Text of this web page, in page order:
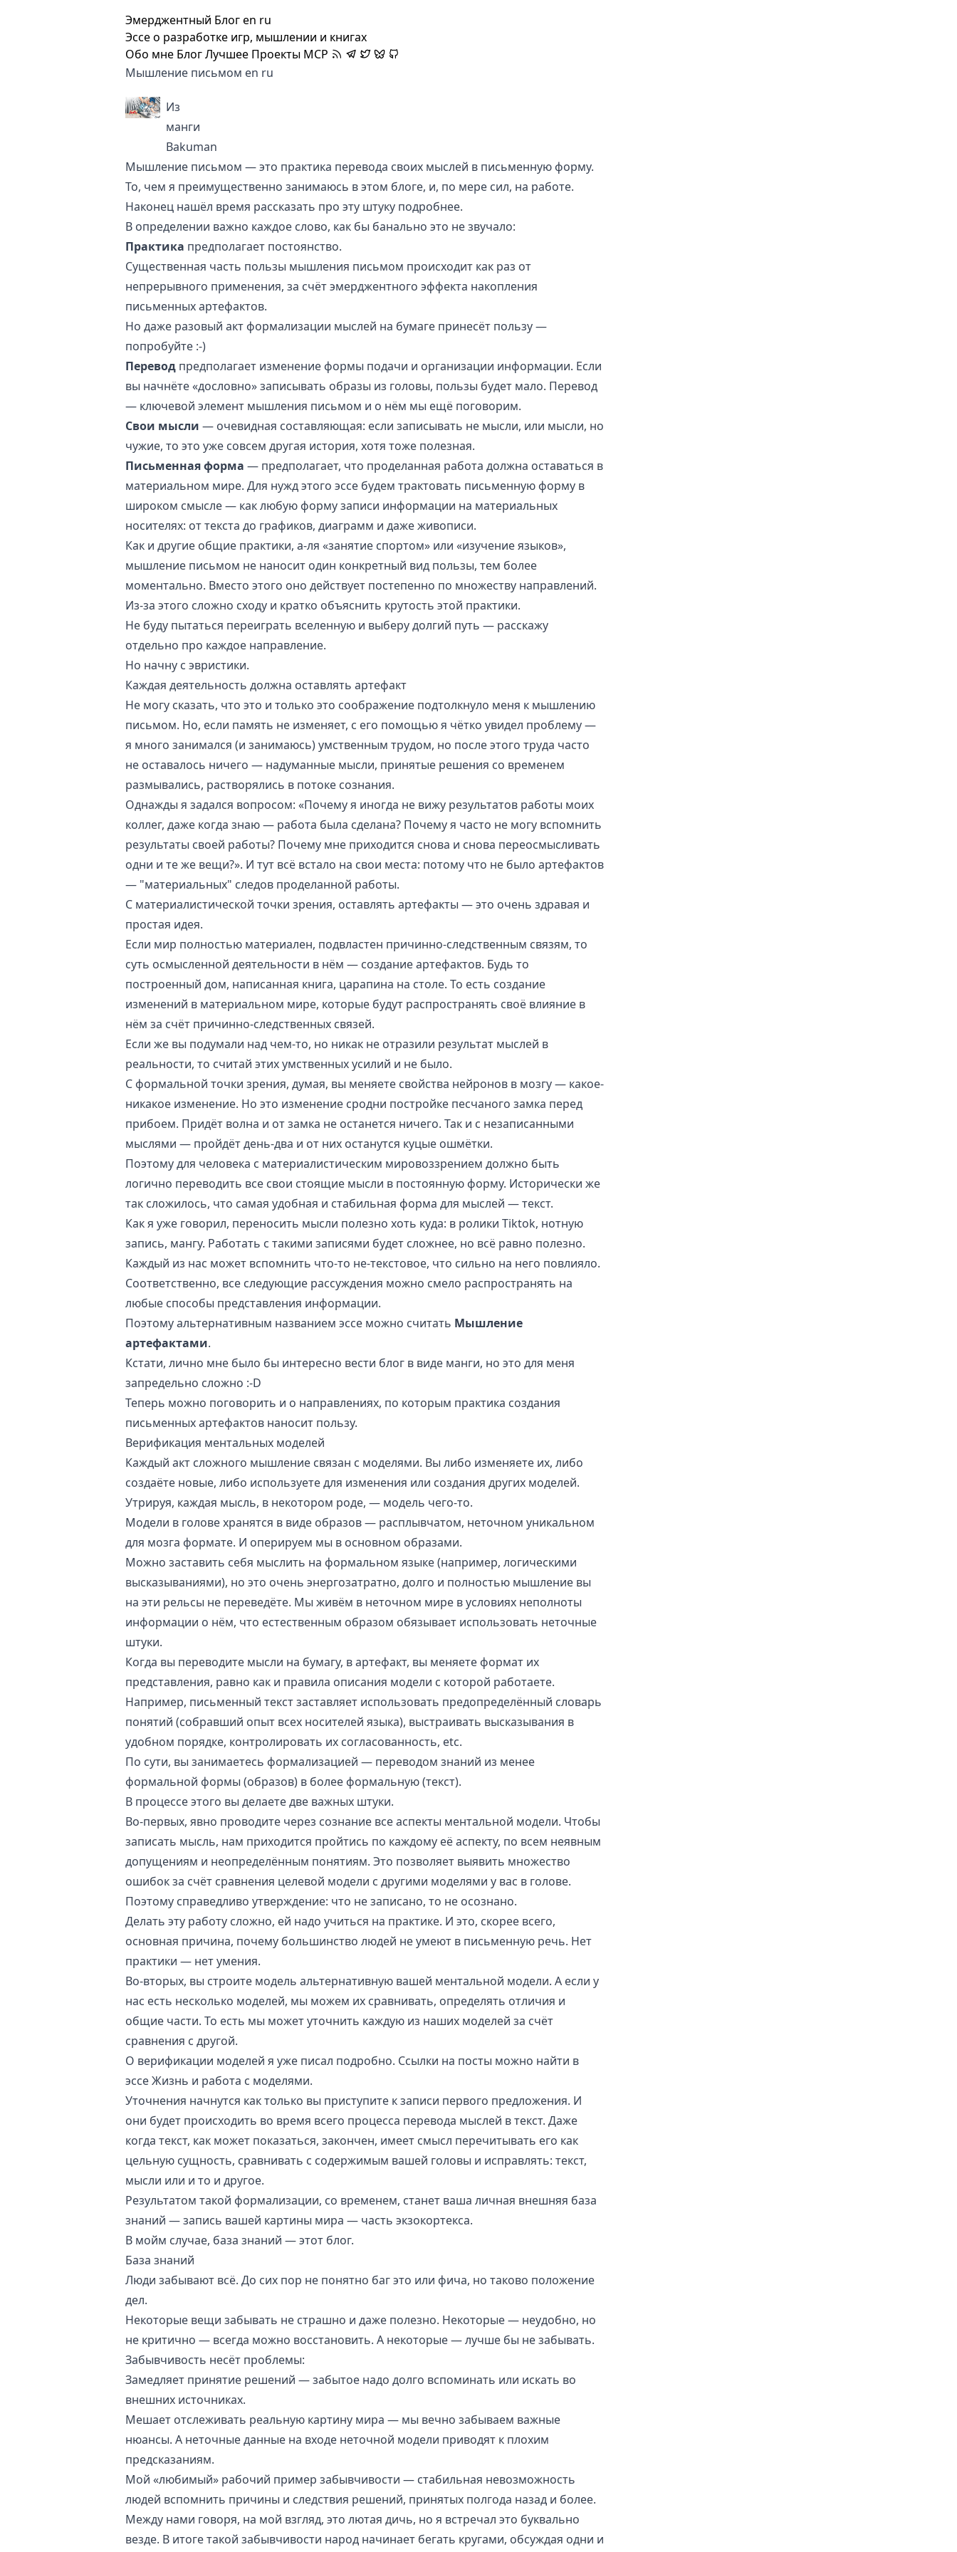
Эмерджентный Блогen ru
Эссе о разработке игр, мышлении и книгах
Обо мне БлогЛучшее Проекты MCP
Мышление письмом en ru
Из
манги
Bakuman
Мышление письмом — это практика перевода своих мыслей в письменную форму.
То, чем я преимущественно занимаюсь в этом блоге, и, по мере сил, на работе.
Наконец нашёл время рассказать про эту штуку подробнее.
В определении важно каждое слово, как бы банально это не звучало:
Практика предполагает постоянство.
Существенная часть пользы мышления письмом происходит как раз от
непрерывного применения, за счётэмерджентного эффекта накопления
письменныхартефактов.
Но даже разовый акт формализации мыслей на бумаге принесёт пользу —
попробуйте :-)
Перевод предполагает изменение формы подачи и организации информации. Если
вы начнёте «дословно» записывать образы из головы, пользы будет мало. Перевод
— ключевой элемент мышления письмом и о нём мы ещё поговорим.
Свои мысли — очевидная составляющая: если записывать не мысли, или мысли, но
чужие, то это уже совсем другая история, хотя тоже полезная.
Письменная форма — предполагает, что проделанная работа должна оставаться в
материальном мире. Для нужд этого эссе будем трактовать письменную форму в
широком смысле — как любую форму записи информации на материальных
носителях: от текста до графиков, диаграмм и даже живописи.
Как и другие общие практики, а-ля «занятие спортом» или «изучение языков»,
мышление письмом не наносит один конкретный вид пользы, тем более
моментально. Вместо этого оно действует постепенно по множеству направлений.
Из-за этого сложно сходу и кратко объяснить крутость этой практики.
Не буду пытаться переиграть вселенную и выберу долгий путь — расскажу
отдельно про каждое направление.
Но начну с эвристики.
Каждая деятельность должна оставлять артефакт
Не могу сказать, что это и только это соображение подтолкнуло меня к мышлению
письмом. Но, если память не изменяет, с его помощью я чётко увидел проблему —
я много занимался (и занимаюсь) умственным трудом, но после этого труда часто
не оставалось ничего — надуманные мысли, принятые решения со временем
размывались, растворялись в потоке сознания.
Однажды я задался вопросом: «Почему я иногда не вижу результатов работы моих
коллег, даже когда знаю — работа была сделана? Почему я часто не могу вспомнить
результаты своей работы? Почему мне приходится снова и снова переосмысливать
одни и те же вещи?». И тут всё встало на свои места: потому что не было артефактов
— "материальных" следов проделанной работы.
С материалистической точки зрения, оставлять артефакты — это очень здравая и
простая идея.
Если мир полностью материален, подвластен причинно-следственным связям, то
суть осмысленной деятельности в нём — создание артефактов. Будь то
построенный дом, написанная книга, царапина на столе. То есть создание
изменений в материальном мире, которые будут распространять своё влияние в
нём за счёт причинно-следственных связей.
Если же вы подумали над чем-то, но никак не отразили результат мыслей в
реальности, то считай этих умственных усилий и не было.
С формальной точки зрения, думая, вы меняете свойства нейронов в мозгу — какое-
никакое изменение. Но это изменение сродни постройке песчаного замка перед
прибоем. Придёт волна и от замка не останется ничего. Так и с незаписанными
мыслями — пройдёт день-два и от них останутся куцые ошмётки.
Поэтому для человека с материалистическим мировоззрением должно быть
логично переводить все свои стоящие мысли в постоянную форму. Исторически же
так сложилось, что самая удобная и стабильная форма для мыслей — текст.
Как я уже говорил, переносить мысли полезно хоть куда: в ролики Tiktok, нотную
запись, мангу. Работать с такими записями будет сложнее, но всё равно полезно.
Каждый из нас может вспомнить что-то не-текстовое, что сильно на него повлияло.
Соответственно, все следующие рассуждения можно смело распространять на
любые способы представления информации.
Поэтому альтернативным названием эссе можно считать Мышление
артефактами.
Кстати, лично мне было бы интересно вести блог в виде манги, но это для меня
запредельно сложно :-D
Теперь можно поговорить и о направлениях, по которым практика создания
письменных артефактов наносит пользу.
Верификация ментальных моделей
Каждый акт сложного мышление связан с моделями. Вы либо изменяете их, либо
создаёте новые, либо используете для изменения или создания других моделей.
Утрируя, каждая мысль, в некотором роде, — модель чего-то.
Модели в голове хранятся в виде образов — расплывчатом, неточном уникальном
для мозга формате. И оперируем мы в основном образами.
Можно заставить себя мыслить на формальном языке (например, логическими
высказываниями), но это очень энергозатратно, долго и полностью мышление вы
на эти рельсы не переведёте. Мы живём в неточном мире в условиях неполноты
информации о нём, что естественным образом обязывает использовать неточные
штуки.
Когда вы переводите мысли на бумагу, в артефакт, вы меняете формат их
представления, равно как и правила описания модели с которой работаете.
Например, письменный текст заставляет использовать предопределённый словарь
понятий (собравший опыт всех носителей языка), выстраивать высказывания в
удобном порядке, контролировать их согласованность, etc.
По сути, вы занимаетесь формализацией — переводом знаний из менее
формальной формы (образов) в более формальную (текст).
В процессе этого вы делаете две важных штуки.
Во-первых, явно проводите через сознание все аспекты ментальной модели. Чтобы
записать мысль, нам приходится пройтись по каждому её аспекту, по всем неявным
допущениям и неопределённым понятиям. Это позволяет выявить множество
ошибок за счёт сравнения целевой модели с другими моделями у вас в голове.
Поэтому справедливо утверждение: что не записано, то не осознано.
Делать эту работу сложно, ей надо учиться на практике. И это, скорее всего,
основная причина, почему большинство людей не умеют в письменную речь. Нет
практики — нет умения.
Во-вторых, вы строите модель альтернативную вашей ментальной модели. А если у
нас есть несколько моделей, мы можем их сравнивать, определять отличия и
общие части. То есть мы может уточнить каждую из наших моделей за счёт
сравнения с другой.
О верификации моделей я уже писал подробно. Ссылки на посты можно найти в
эссеЖизнь и работа с моделями.
Уточнения начнутся как только вы приступите к записи первого предложения. И
они будет происходить во время всего процесса перевода мыслей в текст. Даже
когда текст, как может показаться, закончен, имеет смысл перечитывать его как
цельную сущность, сравнивать с содержимым вашей головы и исправлять: текст,
мысли или и то и другое.
Результатом такой формализации, со временем, станет ваша личная внешняя база
знаний — запись вашей картины мира — часть экзокортекса.
В мойм случае, база знаний — этот блог.
База знаний
Люди забывают всё. До сих пор не понятно баг это или фича, но таково положение
дел.
Некоторые вещи забывать не страшно и даже полезно. Некоторые — неудобно, но
не критично — всегда можно восстановить. А некоторые — лучше бы не забывать.
Забывчивость несёт проблемы:
Замедляет принятие решений — забытое надо долго вспоминать или искать во
внешних источниках.
Мешает отслеживать реальную картину мира — мы вечно забываем важные
нюансы. А неточные данные на входе неточной модели приводят к плохим
предсказаниям.
Мой «любимый» рабочий пример забывчивости — стабильная невозможность
людей вспомнить причины и следствия решений, принятых полгода назад и более.
Между нами говоря, на мой взгляд, это лютая дичь, но я встречал это буквально
везде. В итоге такой забывчивости народ начинает бегать кругами, обсуждая одни и